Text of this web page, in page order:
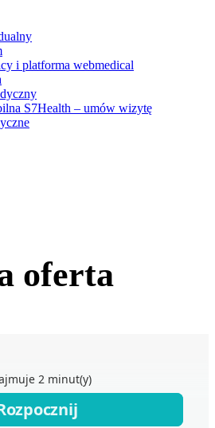
i platforma webmedical
S7Health – umów wizytę
oferta